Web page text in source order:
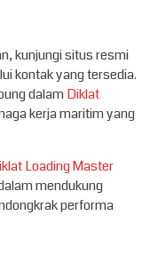
kunjungi situs resmi
kontak yang tersedia.
dalamDiklat
kerja maritim yang
Loading Master
mendukung
performa